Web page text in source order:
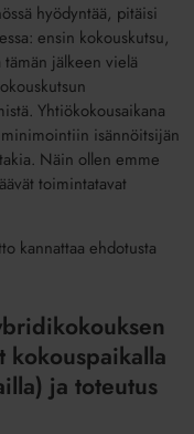
hyödyntää, pitäisi
ensin kokouskutsu,
jälkeen vielä
Yhtiökokousaikana
isännöitsijän
Näin ollen emme
toimintatavat
kannattaa ehdotusta
kokouspaikalla
ja toteutus